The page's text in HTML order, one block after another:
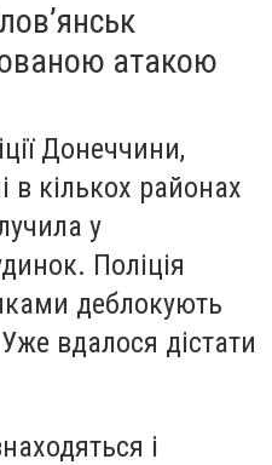
атакою
Донеччини,
в кількох районах
у
Поліція
деблокують
вдалося дістати
і